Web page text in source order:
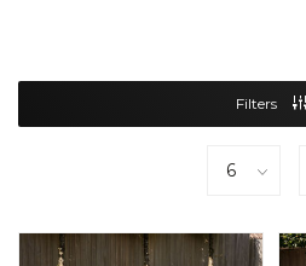
Filters